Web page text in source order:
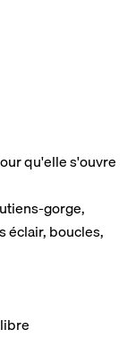
qu'elle s'ouvre
gorge,
éclair, boucles,